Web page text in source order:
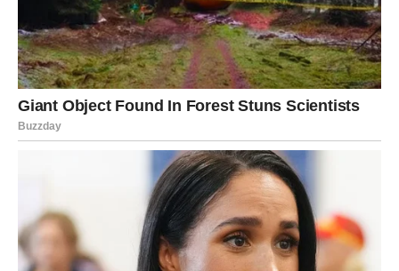
Recept za čaj od lanenih semenki
Koristi ovog napitka
Čaj od lanenih semenki je poznat po svojim
mnogobrojnim blagodatima:
Poboljšava probavu
Reguliše apetit